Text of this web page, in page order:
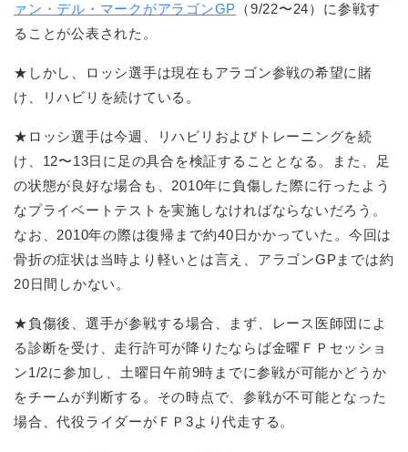
ァン・デル・マークがアラゴンGP （9/22〜24）に参戦す
ることが公表された。
★しかし、ロッシ選手は現在もアラゴン参戦の希望に賭
け、リハビリを続けている。
★ロッシ選手は今週、リハビリおよびトレーニングを続
け、12〜13日に足の具合を検証することとなる。また、足
の状態が良好な場合も、2010年に負傷した際に行ったよう
なプライベートテストを実施しなければならないだろう。
なお、2010年の際は復帰まで約40日かかっていた。今回は
骨折の症状は当時より軽いとは言え、アラゴンGPまでは約
20日間しかない。
★負傷後、選手が参戦する場合、まず、レース医師団によ
る診断を受け、走行許可が降りたならば金曜ＦＰセッショ
ン1/2に参加し、土曜日午前9時までに参戦が可能かどうか
をチームが判断する。その時点で、参戦が不可能となった
場合、代役ライダーがＦＰ3より代走する。